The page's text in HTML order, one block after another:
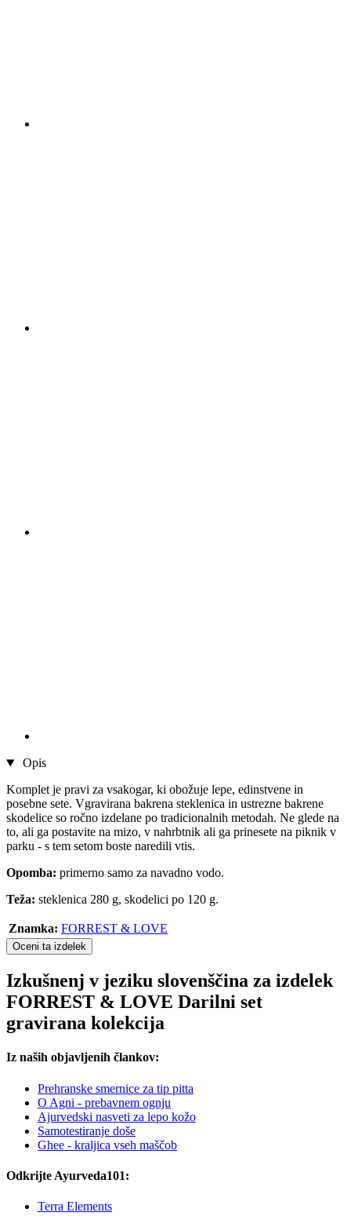
Opis
Komplet je pravi za vsakogar, ki obožuje lepe, edinstvene in
posebne sete. Vgravirana bakrena steklenica in ustrezne bakrene
skodelice so ročno izdelane po tradicionalnih metodah. Ne glede na
to, ali ga postavite na mizo, v nahrbtnik ali ga prinesete na piknik v
parku - s tem setom boste naredili vtis.
Opomba: primerno samo za navadno vodo.
Teža: steklenica 280 g, skodelici po 120 g.
Znamka: FORREST & LOVE
Oceni ta izdelek
Izkušnenj v jeziku slovenščina za izdelek
FORREST & LOVE Darilni set
gravirana kolekcija
Iz naših objavljenih člankov:
Prehranske smernice za tip pitta
O Agni - prebavnem ognju
Ajurvedski nasveti za lepo kožo
Samotestiranje doše
Ghee - kraljica vseh maščob
Odkrijte Ayurveda101:
Terra Elements